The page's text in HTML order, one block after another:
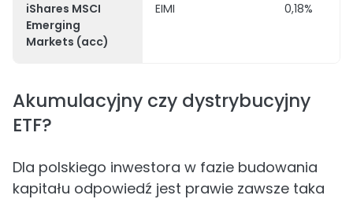
iShares MSCI
Emerging
Markets (acc)
EIMI 0,18%
Akumulacyjny czy dystrybucyjny
ETF?
Dla polskiego inwestora w fazie budowania
kapitału odpowiedź jest prawie zawsze taka